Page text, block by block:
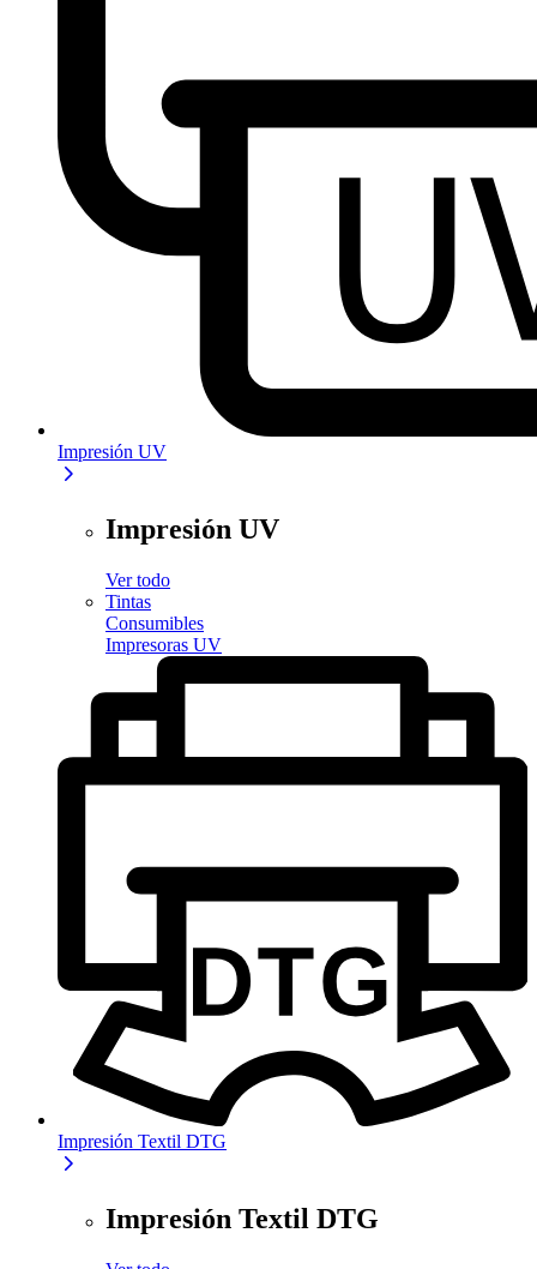
Impresión UV
Impresión UV
Ver todo
Tintas
Consumibles
Impresoras UV
Impresión Textil DTG
Impresión Textil DTG